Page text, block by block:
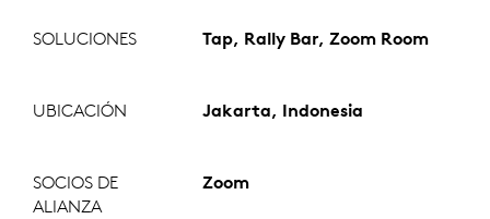
SOLUCIONES Tap, Rally Bar, Zoom Room
UBICACIÓN Jakarta, Indonesia
SOCIOS DE
ALIANZA
Zoom